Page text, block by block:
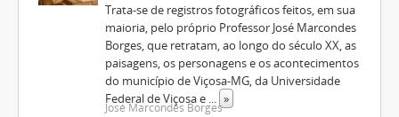
Trata-se de registros fotográficos feitos, em sua
maioria, pelo próprio Professor José Marcondes
Borges, que retratam, ao longo do século XX, as
paisagens, os personagens e os acontecimentos
do município de Viçosa-MG, da Universidade
Federal de Viçosa e
»
José Marcondes Borges